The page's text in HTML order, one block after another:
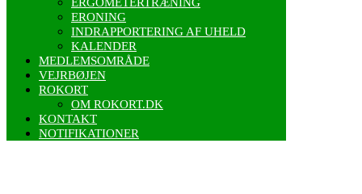
ERONING
INDRAPPORTERING AF UHELD
KALENDER
MEDLEMSOMRÅDE
VEJRBØJEN
ROKORT
OM ROKORT.DK
KONTAKT
NOTIFIKATIONER